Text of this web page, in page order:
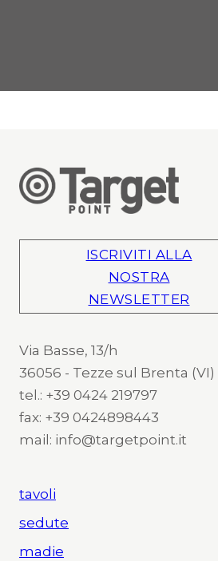
ISCRIVITI ALLA
NOSTRA
NEWSLETTER
Via Basse, 13/h
36056 - Tezze sul Brenta (VI)
tel.: +39 0424 219797
fax: +39 0424898443
mail: info@targetpoint.it
tavoli
sedute
madie